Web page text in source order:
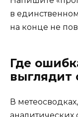
в
на конце не
Где
выглядит
В